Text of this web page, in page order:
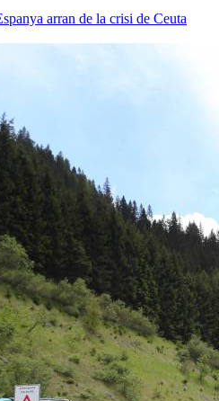
arran de la crisi de Ceuta